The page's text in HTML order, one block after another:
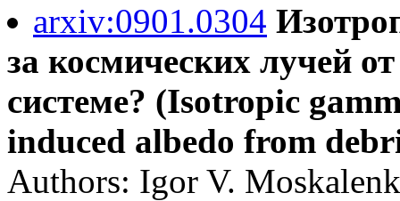
arxiv:0901.0304
за космических лучей
системе? (Isotropic
induced albedo from
Authors: Igor V.